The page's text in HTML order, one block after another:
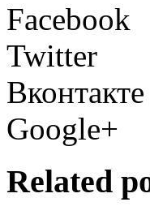
Facebook
Twitter
Вконтакте
Google+
Related